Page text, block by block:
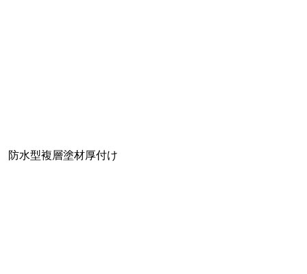
防水型複層塗材厚付け